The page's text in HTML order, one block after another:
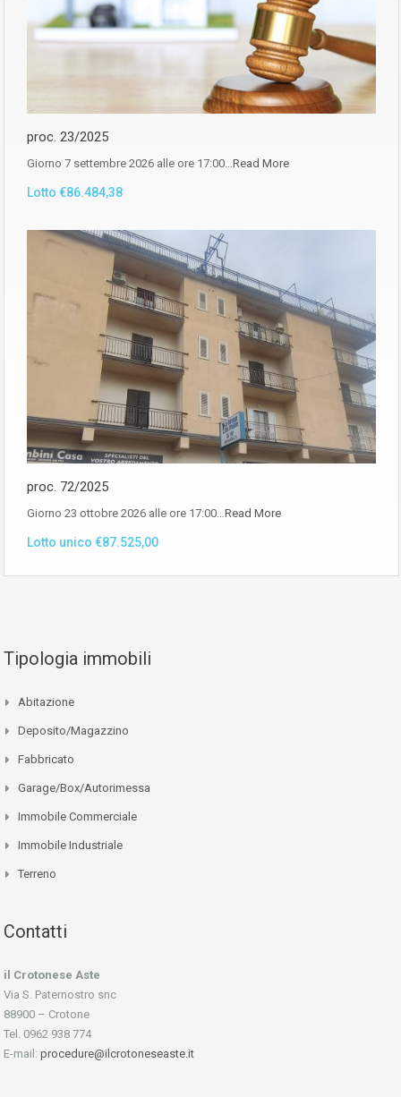
proc. 23/2025
Giorno 7 settembre 2026 alle ore 17:00…Read More
Lotto €86.484,38
proc. 72/2025
Giorno 23 ottobre 2026 alle ore 17:00… Read More
Lotto unico €87.525,00
Tipologia immobili
Abitazione
Deposito/Magazzino
Fabbricato
Garage/Box/Autorimessa
Immobile Commerciale
Immobile Industriale
Terreno
Contatti
il Crotonese Aste
Via S. Paternostro snc
88900 – Crotone
Tel. 0962 938 774
E-mail: procedure@ilcrotoneseaste.it